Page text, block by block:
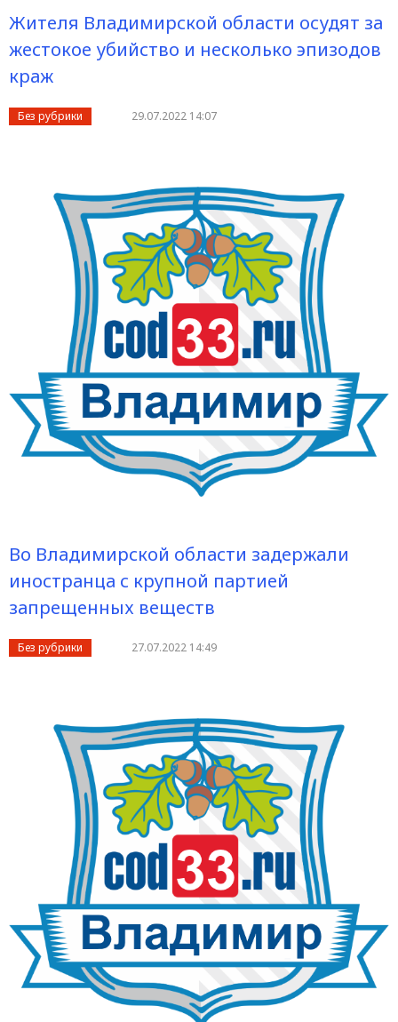
Жителя Владимирской области осудят за
жестокое убийство и несколько эпизодов
краж
Без рубрики 29.07.2022 14:07
Во Владимирской области задержали
иностранца с крупной партией
запрещенных веществ
Без рубрики 27.07.2022 14:49